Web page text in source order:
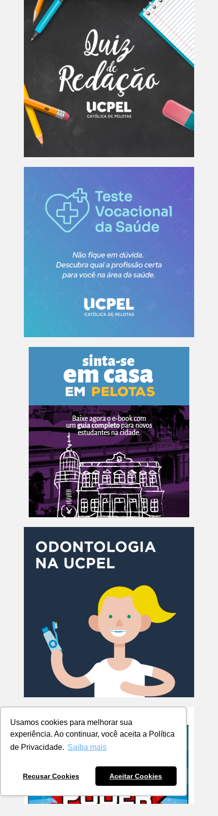
Usamos cookies para melhorar sua
experiência. Ao continuar, você aceita a Política
de Privacidade. Saiba mais
Recusar Cookies Aceitar Cookies